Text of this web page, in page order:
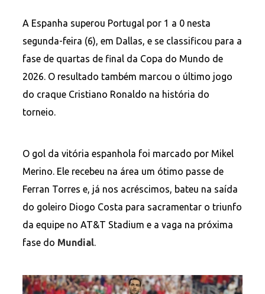
A Espanha superou Portugal por 1 a 0 nesta
segunda-feira (6), em Dallas, e se classificou para a
fase de quartas de final da Copa do Mundo de
2026. O resultado também marcou o último jogo
do craque Cristiano Ronaldo na história do
torneio.
O gol da vitória espanhola foi marcado por Mikel
Merino. Ele recebeu na área um ótimo passe de
Ferran Torres e, já nos acréscimos, bateu na saída
do goleiro Diogo Costa para sacramentar o triunfo
da equipe no AT&T Stadium e a vaga na próxima
fase do Mundial.